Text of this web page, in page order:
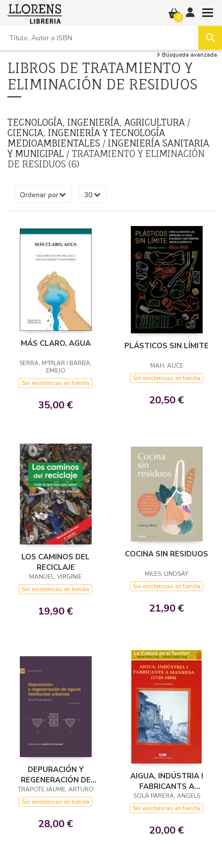
Búsqueda avanzada
0
LIBROS DE TRATAMIENTO Y
ELIMINACIÓN DE RESIDUOS
TECNOLOGÍA, INGENIERÍA, AGRICULTURA /
CIENCIA, INGENIERÍA Y TECNOLOGÍA
MEDIOAMBIENTALES / INGENIERÍA SANITARIA
Y MUNICIPAL / TRATAMIENTO Y ELIMINACIÓN
DE RESIDUOS (6)
MÁS CLARO, AGUA
SERRA, MªPILAR / BARBA,
EMILIO
Sin existencias en tienda
35,00 €
PLÁSTICOS SIN LÍMITE
MAH, ALICE
Sin existencias en tienda
20,50 €
LOS CAMINOS DEL
RECICLAJE
MANUEL, VIRGINIE
Sin existencias en tienda
19,90 €
COCINA SIN RESIDUOS
MILES, LINDSAY
Sin existencias en tienda
21,90 €
DEPURACIÓN Y
REGENERACIÓN DE
AGUAS RESIDUALES
URBANAS
TRAPOTE JAUME, ARTURO
Sin existencias en tienda
28,00 €
AIGUA, INDÚSTRIA I
FABRICANTS A
MANRESA (1759-1860)
SOLÁ PARERA, ANGELS
Sin existencias en tienda
20,00 €